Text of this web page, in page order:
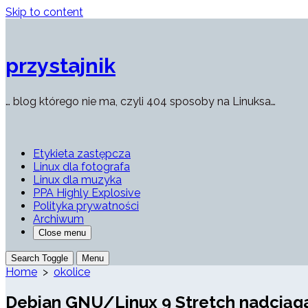
Skip to content
przystajnik
… blog którego nie ma, czyli 404 sposoby na Linuksa…
Etykieta zastępcza
Linux dla fotografa
Linux dla muzyka
PPA Highly Explosive
Polityka prywatności
Archiwum
Close menu
Search Toggle Menu
Home > okolice
Debian GNU/Linux 9 Stretch